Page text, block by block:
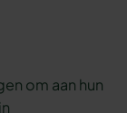
om aan hun